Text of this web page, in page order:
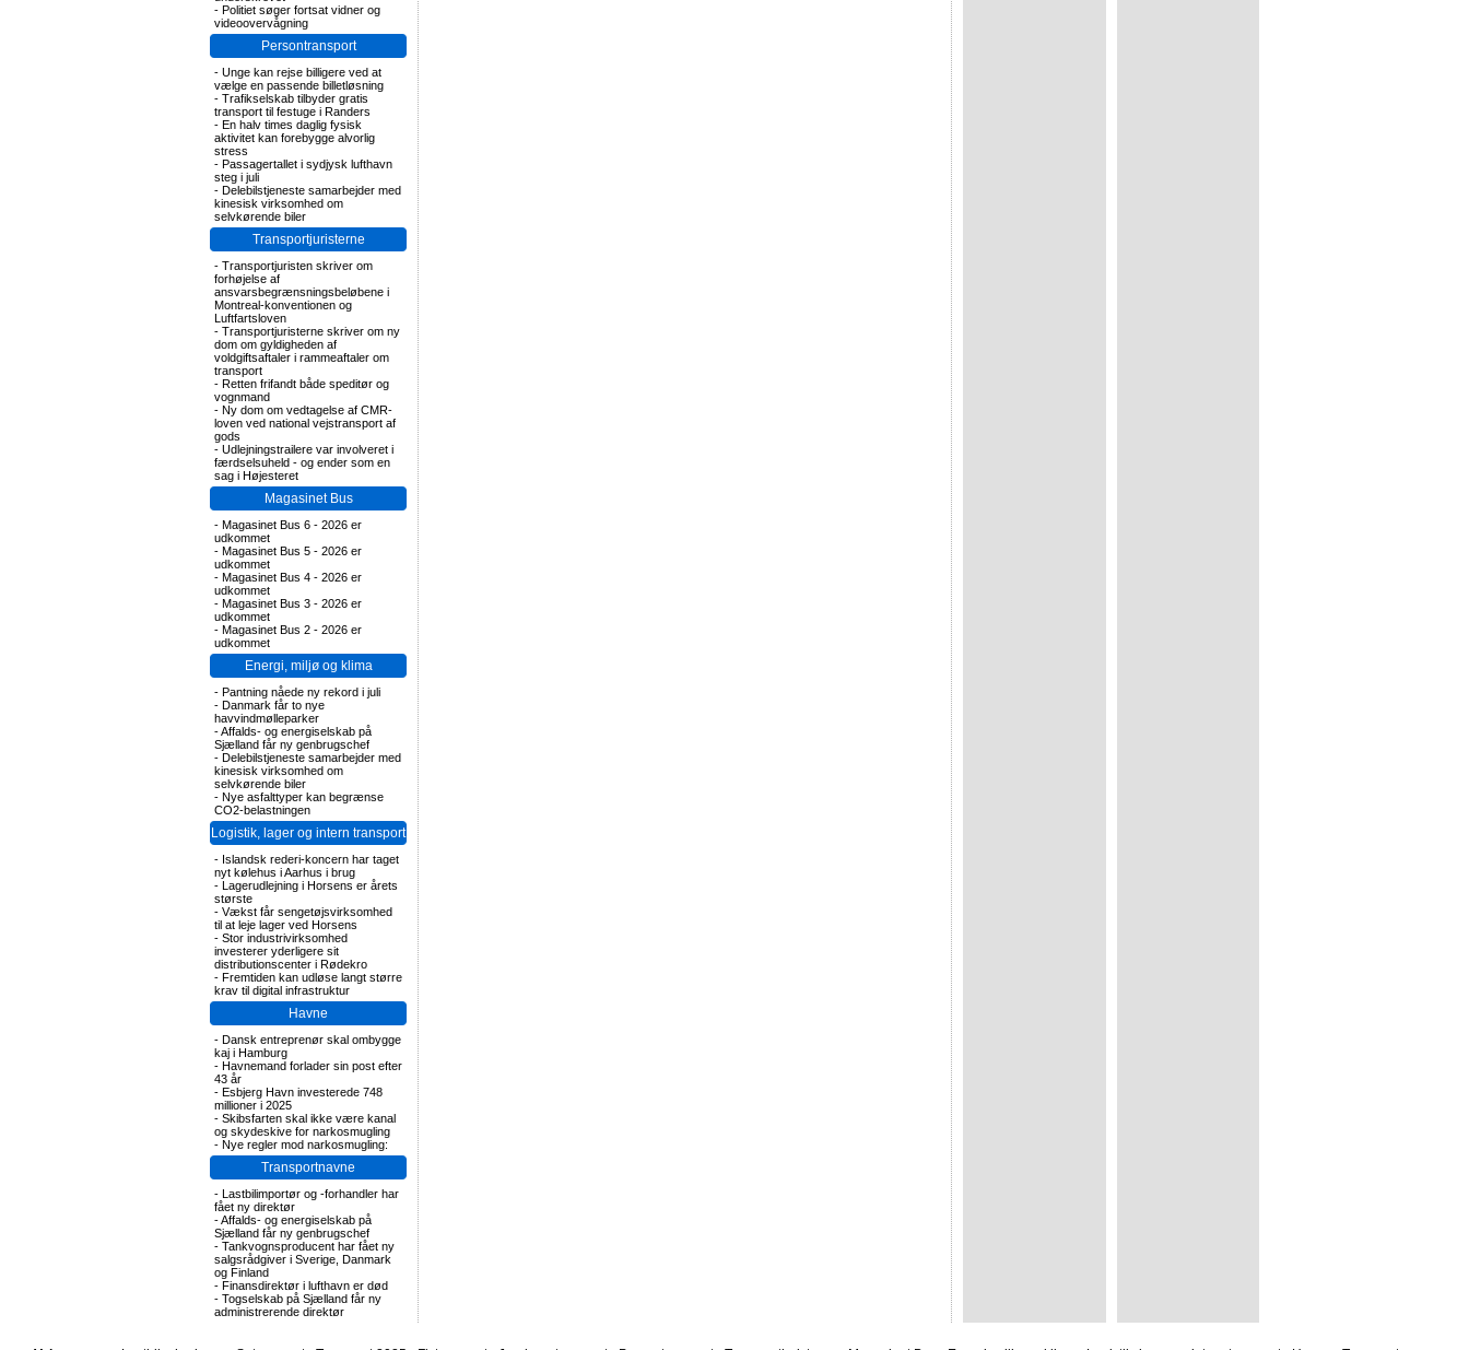
- Politiet søger fortsat vidner og
videoovervågning
Persontransport
- Unge kan rejse billigere ved at
vælge en passende billetløsning
- Trafikselskab tilbyder gratis
transport til festuge i Randers
- En halv times daglig fysisk
aktivitet kan forebygge alvorlig
stress
- Passagertallet i sydjysk lufthavn
steg i juli
- Delebilstjeneste samarbejder med
kinesisk virksomhed om
selvkørende biler
Transportjuristerne
- Transportjuristen skriver om
forhøjelse af
ansvarsbegrænsningsbeløbene i
Montreal-konventionen og
Luftfartsloven
- Transportjuristerne skriver om ny
dom om gyldigheden af
voldgiftsaftaler i rammeaftaler om
transport
- Retten frifandt både speditør og
vognmand
- Ny dom om vedtagelse af CMR-
loven ved national vejstransport af
gods
- Udlejningstrailere var involveret i
færdselsuheld - og ender som en
sag i Højesteret
Magasinet Bus
- Magasinet Bus 6 - 2026 er
udkommet
- Magasinet Bus 5 - 2026 er
udkommet
- Magasinet Bus 4 - 2026 er
udkommet
- Magasinet Bus 3 - 2026 er
udkommet
- Magasinet Bus 2 - 2026 er
udkommet
Energi, miljø og klima
- Pantning nåede ny rekord i juli
- Danmark får to nye
havvindmølleparker
-Affalds- og energiselskab på
Sjælland får ny genbrugschef
- Delebilstjeneste samarbejder med
kinesisk virksomhed om
selvkørende biler
- Nye asfalttyper kan begrænse
CO2-belastningen
Logistik, lager og intern transport
- Islandsk rederi-koncern har taget
nyt kølehus i Aarhus i brug
- Lagerudlejning i Horsens er årets
største
- Vækst får sengetøjsvirksomhed
til at leje lager ved Horsens
- Stor industrivirksomhed
investerer yderligere sit
distributionscenter i Rødekro
- Fremtiden kan udløse langt større
krav til digital infrastruktur
Havne
- Dansk entreprenør skal ombygge
kaj i Hamburg
- Havnemand forlader sin post efter
43 år
- Esbjerg Havn investerede 748
millioner i 2025
- Skibsfarten skal ikke være kanal
og skydeskive for narkosmugling
- Nye regler mod narkosmugling:
Transportnavne
- Lastbilimportør og -forhandler har
fået ny direktør
-Affalds- og energiselskab på
Sjælland får ny genbrugschef
- Tankvognsproducent har fået ny
salgsrådgiver i Sverige, Danmark
og Finland
- Finansdirektør i lufthavn er død
- Togselskab på Sjælland får ny
administrerende direktør